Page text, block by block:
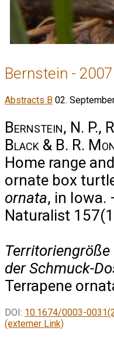
Bernstein - 2007
Abstracts B 02.
Bernstein, N. P.,
Black & B. R.
Home range
ornate box
ornata, in Iowa.
Naturalist
der Schmuck-
Terrapene
DOI: 10.1674/0003-
(externer Link)